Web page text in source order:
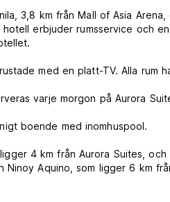
3,8 km från Mall of Asia
erbjuder rumsservice och
med en platt-TV. Alla rum
varje morgon på Aurora
boende med inomhuspool.
4 km från Aurora Suites,
Ninoy Aquino, som ligger 6 km